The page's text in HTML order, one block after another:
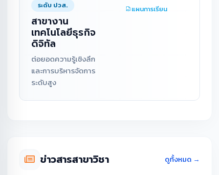
ระดับ ปวส.
สาขางาน
เทคโนโลยีธุรกิจ
ดิจิทัล
ต่อยอดความรู้เชิงลึก
และการบริหารจัดการ
ระดับสูง
แผนการเรียน
ข่าวสารสาขาวิชา ดูทั้งหมด →